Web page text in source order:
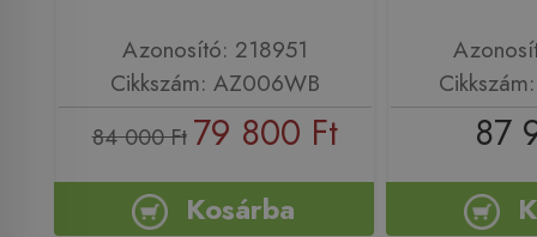
Azonosító: 218951
Cikkszám: AZ006WB
84 000 Ft 79 800 Ft
Kosárba
87